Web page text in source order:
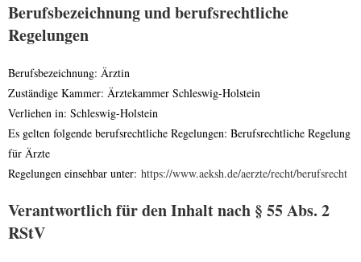
Berufsbezeichnung und berufsrechtliche
Regelungen
Berufsbezeichnung: Ärztin
Zuständige Kammer: Ärztekammer Schleswig-Holstein
Verliehen in: Schleswig-Holstein
Es gelten folgende berufsrechtliche Regelungen: Berufsrechtliche Regelung
für Ärzte
Regelungen einsehbar unter: https://www.aeksh.de/aerzte/recht/berufsrecht
Verantwortlich für den Inhalt nach § 55 Abs. 2
RStV